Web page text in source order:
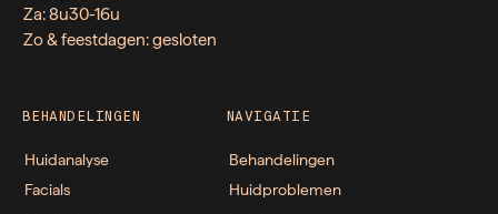
Za: 8u30-16u
Zo & feestdagen: gesloten
BEHANDELINGEN
Huidanalyse
Facials
NAVIGATIE
Behandelingen
Huidproblemen